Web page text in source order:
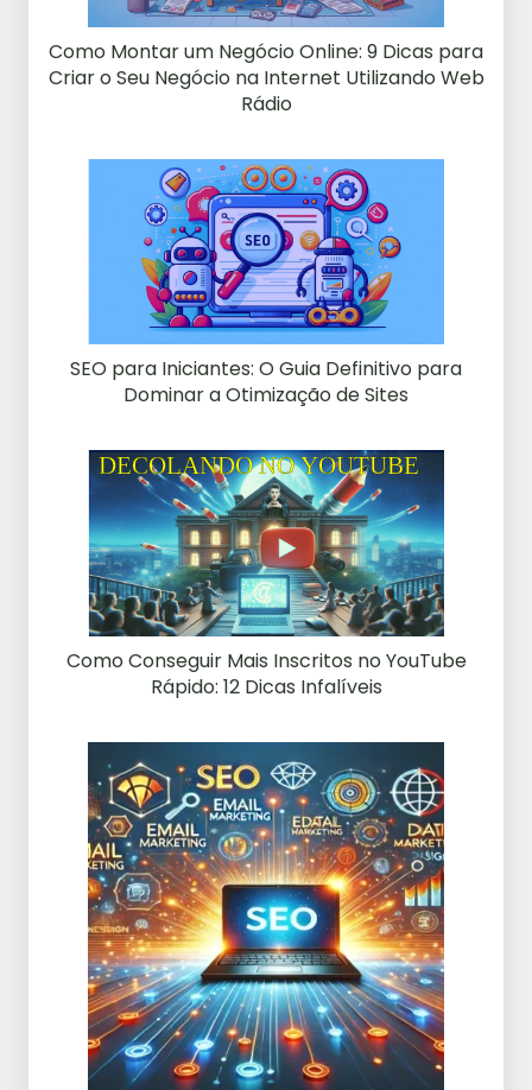
Como Montar um Negócio Online: 9 Dicas para
Criar o Seu Negócio na Internet Utilizando Web
Rádio
SEO para Iniciantes: O Guia Definitivo para
Dominar a Otimização de Sites
Como Conseguir Mais Inscritos no YouTube
Rápido: 12 Dicas Infalíveis